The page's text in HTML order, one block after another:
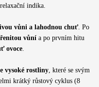
indika.
vůni a lahodnou chuť. Po
vůní a po prvním hitu
ovoce
vysoké rostliny , které se svým
krátký růstový cyklus (8